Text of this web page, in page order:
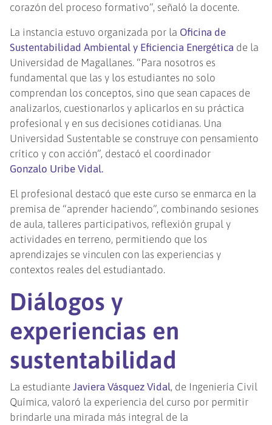
corazón del proceso formativo”, señaló la docente.
La instancia estuvo organizada por la Oficina de
Sustentabilidad Ambiental y Eficiencia Energética de la
Universidad de Magallanes. “Para nosotros es
fundamental que las y los estudiantes no solo
comprendan los conceptos, sino que sean capaces de
analizarlos, cuestionarlos y aplicarlos en su práctica
profesional y en sus decisiones cotidianas. Una
Universidad Sustentable se construye con pensamiento
crítico y con acción”, destacó el coordinador
Gonzalo Uribe Vidal.
El profesional destacó que este curso se enmarca en la
premisa de “aprender haciendo”, combinando sesiones
de aula, talleres participativos, reflexión grupal y
actividades en terreno, permitiendo que los
aprendizajes se vinculen con las experiencias y
contextos reales del estudiantado.
Diálogos y
experiencias en
sustentabilidad
La estudianteJaviera Vásquez Vidal, de Ingeniería Civil
Química, valoró la experiencia del curso por permitir
brindarle una mirada más integral de la